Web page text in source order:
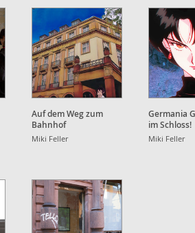
Auf dem Weg zum
Bahnhof
Miki Feller
Germania
im Schloss!
Miki Feller